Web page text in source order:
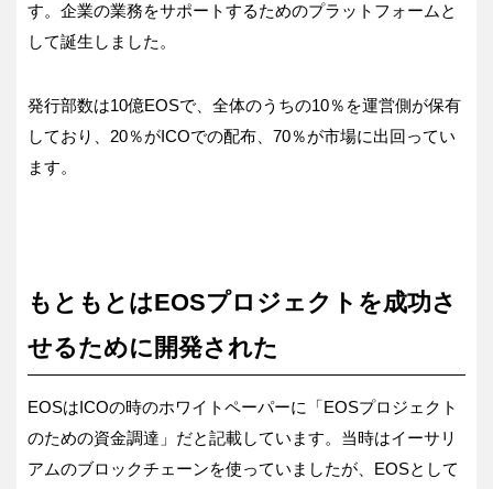
す。企業の業務をサポートするためのプラットフォームと
して誕生しました。
発行部数は10億EOSで、全体のうちの10％を運営側が保有
しており、20％がICOでの配布、70％が市場に出回ってい
ます。
もともとはEOSプロジェクトを成功さ
せるために開発された
EOSはICOの時のホワイトペーパーに「EOSプロジェクト
のための資金調達」だと記載しています。当時はイーサリ
アムのブロックチェーンを使っていましたが、EOSとして